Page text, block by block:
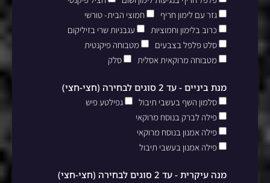
גזר עם לימון חריף
חמוצי הבית- טורשי
כרוב בלימון וחמוציות
עגבניות שרי בזיליקום
סלט פלפל בצבעים
מטבוחה פיקנטית
מטבוחה מרוקאית אסלית
סלק
מנת ביניים - עד 2 סוגים לבחירה (חצי-חצי)
סלמון השף בעשבי תיבול
גפילטע פיש
פילה לברק בנוסח מרוקאי
פילה אמנון בנוסח מרוקאי
פילה אמנון בעשבי תיבול
מנה עיקרית - עד 2 סוגים לבחירה (חצי-חצי)